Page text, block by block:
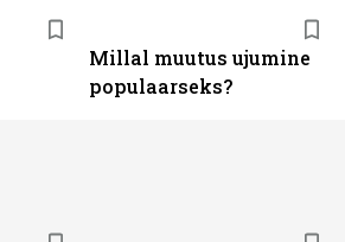
Millal muutus ujumine
populaarseks?